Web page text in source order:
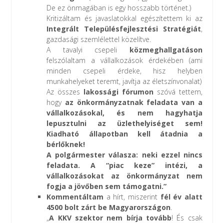
De ez önmagában is egy hosszabb történet.)
Kritizáltam és javaslatokkal egészítettem ki az
Integrált Településfejlesztési Stratégiát,
gazdasági szemlélettel közelítve.
A tavalyi csepeli közmeghallgatáson
felszólaltam a vállalkozások érdekében (ami
minden csepeli érdeke, hisz helyben
munkahelyeket teremt, javítja az életszínvonalat)
Az összes lakossági fórumon szóvá tettem,
hogy az önkormányzatnak feladata van a
vállalkozásokal, és nem hagyhatja
lepusztulni az üzlethelyiséget sem!
Kiadható állapotban kell átadnia a
bérlőknek!
A polgármester válasza: neki ezzel nincs
feladata. A “piac keze” intézi, a
vállalkozásokat az önkormányzat nem
fogja a jövőben sem támogatni.”
Kommentáltam a hírt, miszerint fél év alatt
4500 bolt zárt be Magyarországon.
„A KKV szektor nem bírja tovább! És csak